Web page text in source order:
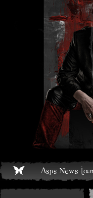
Live und Termine